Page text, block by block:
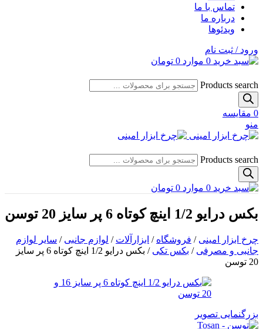
تماس با ما
درباره ما
ویدئوها
ورود / ثبت نام
0 موارد 0 تومان
Products search
0 مقایسه
منو
Products search
0 موارد 0 تومان
بکس درایو 1/2 اینچ کوتاه 6 پر سایز 20 توسن
چرخ ابزار امینی / فروشگاه / ابزارآلات / لوازم جانبی / سایر لوازم
جانبی و مصرفی / بکس تکی /
بکس درایو 1/2 اینچ کوتاه 6 پر سایز
20 توسن
بزرگنمایی تصویر